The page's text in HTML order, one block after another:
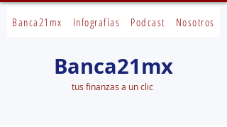
Banca21mx Infografías Podcast Nosotros
Banca21mx
tus finanzas a un clic